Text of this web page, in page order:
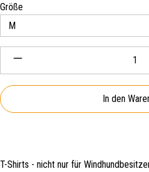
Größe
Produkt Anzahl: Gib den
In den
T-Shirts - nicht nur für